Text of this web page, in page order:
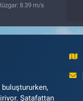
8.39 m/s
buluştururken,
Şatafattan